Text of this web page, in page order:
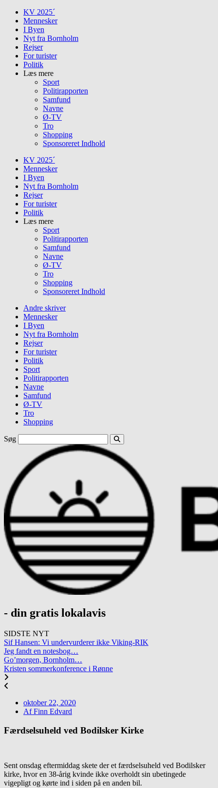
Skip
content
KV 2025´
Mennesker
I Byen
Nyt fra Bornholm
Rejser
For turister
Politik
Læs mere
Sport
Politirapporten
Samfund
Navne
Ø-TV
Tro
Shopping
Sponsoreret Indhold
KV 2025´
Mennesker
I Byen
Nyt fra Bornholm
Rejser
For turister
Politik
Læs mere
Sport
Politirapporten
Samfund
Navne
Ø-TV
Tro
Shopping
Sponsoreret Indhold
Andre skriver
Mennesker
I Byen
Nyt fra Bornholm
Rejser
For turister
Politik
Sport
Politirapporten
Navne
Samfund
Ø-TV
Tro
Shopping
Søg
- din gratis lokalavis
SIDSTE NYT
Sif Hansen: Vi undervurderer ikke Viking-RIK
Jeg fandt en notesbog…
Go’morgen, Bornholm…
Kristen sommerkonference i Rønne
oktober 22, 2020
AfFinn Edvard
Færdselsuheld ved Bodilsker Kirke
Sent onsdag eftermiddag skete der et færdselsuheld ved Bodilsker
kirke, hvor en 38-årig kvinde ikke overholdt sin ubetingede
vigepligt og kørte ind i siden på en anden bil.